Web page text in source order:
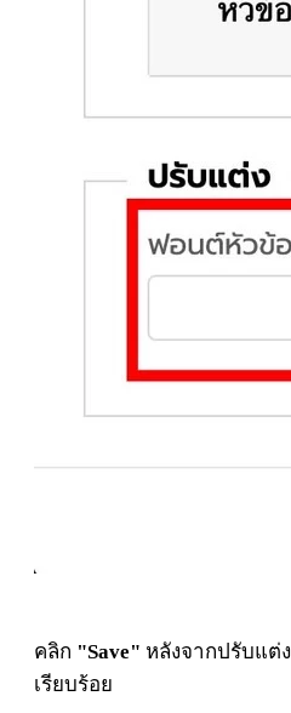
คลิก "Save" หลังจากปรับแต่ง
เรียบร้อย